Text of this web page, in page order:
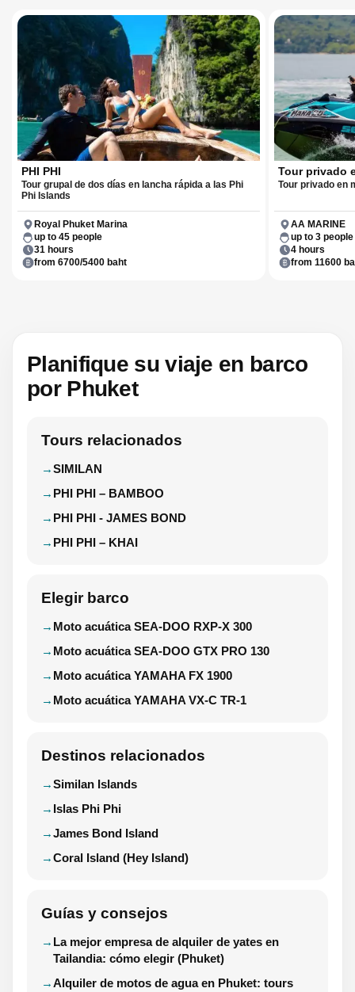
PHI PHI
Tour grupal de dos días en lancha rápida a las Phi
Phi Islands
Royal Phuket Marina
up to 45 people
31 hours
from 6700/5400 baht
Tour privado
Tour privado en
AA MARINE
up to 3 people
4 hours
from 11600
Planifique su viaje en barco
por Phuket
Tours relacionados
SIMILAN
PHI PHI – BAMBOO
PHI PHI - JAMES BOND
PHI PHI – KHAI
Elegir barco
Moto acuática SEA-DOO RXP-X 300
Moto acuática SEA-DOO GTX PRO 130
Moto acuática YAMAHA FX 1900
Moto acuática YAMAHA VX-C TR-1
Destinos relacionados
Similan Islands
Islas Phi Phi
James Bond Island
Coral Island (Hey Island)
Guías y consejos
La mejor empresa de alquiler de yates en
Tailandia: cómo elegir (Phuket)
Alquiler de motos de agua en Phuket: tours